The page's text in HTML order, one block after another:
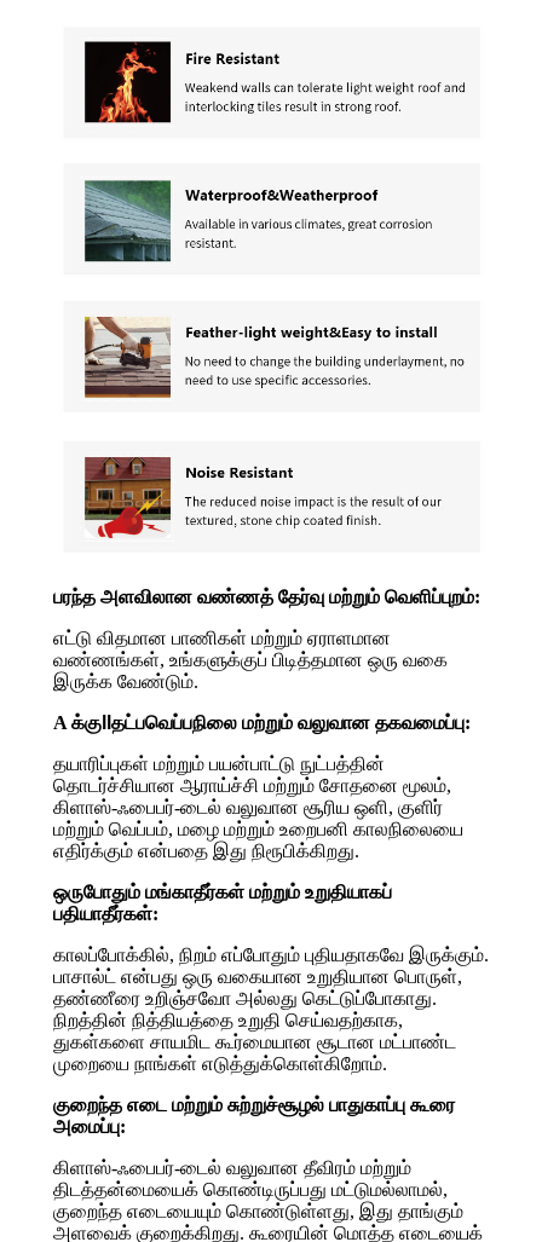
பரந்த அளவிலான வண்ணத் தேர்வு மற்றும் வெளிப்புறம்:
எட்டு விதமான பாணிகள் மற்றும் ஏராளமான
வண்ணங்கள், உங்களுக்குப் பிடித்தமான ஒரு வகை
இருக்க வேண்டும்.
A க்கு தட்பவெப்பநிலை மற்றும் வலுவான தகவமைப்பு:
தயாரிப்புகள் மற்றும் பயன்பாட்டு நுட்பத்தின்
தொடர்ச்சியான ஆராய்ச்சி மற்றும் சோதனை மூலம்,
கிளாஸ்-ஃபைபர்-டைல் வலுவான சூரிய ஒளி, குளிர்
மற்றும் வெப்பம், மழை மற்றும் உறைபனி காலநிலையை
எதிர்க்கும் என்பதை இது நிரூபிக்கிறது.
ஒருபோதும் மங்காதீர்கள் மற்றும் உறுதியாகப்
பதியாதீர்கள்:
காலப்போக்கில், நிறம் எப்போதும் புதியதாகவே இருக்கும்.
பாசால்ட் என்பது ஒரு வகையான உறுதியான பொருள்,
தண்ணீரை உறிஞ்சவோ அல்லது கெட்டுப்போகாது.
நிறத்தின் நித்தியத்தை உறுதி செய்வதற்காக,
துகள்களை சாயமிட கூர்மையான சூடான மட்பாண்ட
முறையை நாங்கள் எடுத்துக்கொள்கிறோம்.
குறைந்த எடை மற்றும் சுற்றுச்சூழல் பாதுகாப்பு கூரை
அமைப்பு:
கிளாஸ்-ஃபைபர்-டைல் வலுவான தீவிரம் மற்றும்
திடத்தன்மையைக் கொண்டிருப்பது மட்டுமல்லாமல்,
குறைந்த எடையையும் கொண்டுள்ளது, இது தாங்கும்
அளவைக் குறைக்கிறது. கூரையின் மொத்த எடையைக்